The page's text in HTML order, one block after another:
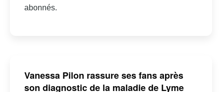
abonnés.
Vanessa Pilon rassure ses fans après
son diagnostic de la maladie de Lyme